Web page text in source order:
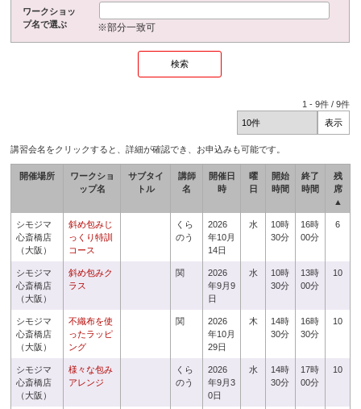
ワークショッ
プ名で選ぶ
※部分一致可
1 -9件 /9件
講習会名をクリックすると、詳細が確認でき、お申込みも可能です。
開催場所
ワークショ
ップ名
サブタイ
トル
講師
名
開催日
時
曜
日
開始
時間
終了
時間
残
席
▲
シモジマ
心斎橋店
（大阪）
斜め包みじ
っくり特訓
コース
くら
のう
2026
年10月
14日
水
10時
30分
16時
00分
6
シモジマ
心斎橋店
（大阪）
斜め包みク
ラス
関
2026
年9月9
日
水
10時
30分
13時
00分
10
シモジマ
心斎橋店
（大阪）
不織布を使
ったラッピ
ング
関
2026
年10月
29日
木
14時
30分
16時
30分
10
シモジマ
心斎橋店
（大阪）
様々な包み
アレンジ
くら
のう
2026
年9月3
0日
水
14時
30分
17時
00分
10